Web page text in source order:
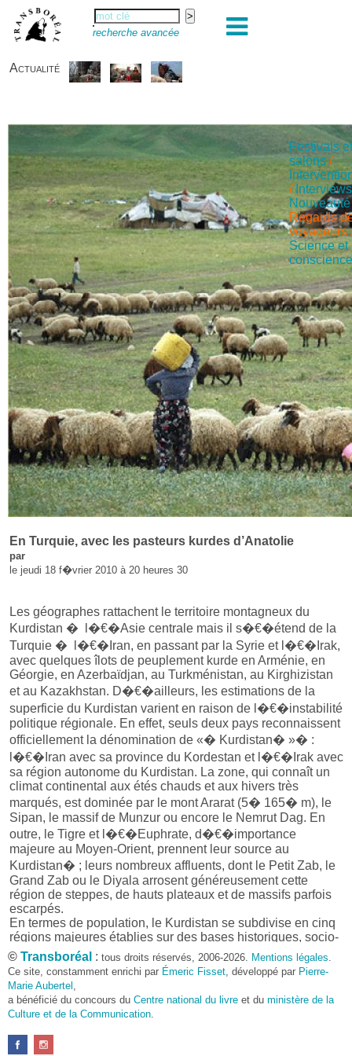
recherche avancée
Actualité
Festivals
salons /
/ Interviews
Nouveauté
Regards
voyageurs
Science et
En Turquie, avec les pasteurs kurdes d’Anatolie
par
le jeudi 18 f�vrier 2010 à 20 heures 30
Les géographes rattachent le territoire montagneux du
Kurdistan � l�€�Asie centrale mais il s�€�étend de la
Turquie � l�€�Iran, en passant par la Syrie et l�€�Irak,
avec quelques îlots de peuplement kurde en Arménie, en
Géorgie, en Azerbaïdjan, au Turkménistan, au Kirghizistan
et au Kazakhstan. D�€�ailleurs, les estimations de la
superficie du Kurdistan varient en raison de l�€�instabilité
politique régionale. En effet, seuls deux pays reconnaissent
officiellement la dénomination de «� Kurdistan� »� :
l�€�Iran avec sa province du Kordestan et l�€�Irak avec
sa région autonome du Kurdistan. La zone, qui connaît un
climat continental aux étés chauds et aux hivers très
marqués, est dominée par le mont Ararat (5� 165� m), le
Sipan, le massif de Munzur ou encore le Nemrut Dag. En
outre, le Tigre et l�€�Euphrate, d�€�importance
majeure au Moyen-Orient, prennent leur source au
Kurdistan� ; leurs nombreux affluents, dont le Petit Zab, le
Grand Zab ou le Diyala arrosent généreusement cette
région de steppes, de hauts plateaux et de massifs parfois
escarpés.
En termes de population, le Kurdistan se subdivise en cinq
régions majeures établies sur des bases historiques, socio-
économiques, culturelles et politiques. Les deux
cinquièmes de sa superficie totale sont occupés par le
Kurdistan turc, situé sur le plateau anatolien et le haut
plateau arménien. Les Kurdes de Turquie se distinguent par
l�€�appartenance aux groupes linguistiques (zaza,
alevi, yezidi et chrétien) et parfois par l�€�adhésion �
© Transboréal : tous droits réservés, 2006-2026. Mentions légales.
Ce site, constamment enrichi par Émeric Fisset, développé par Pierre-
Marie Aubertel ,
a bénéficié du concours du Centre national du livre et du ministère de la
Culture et de la Communication.